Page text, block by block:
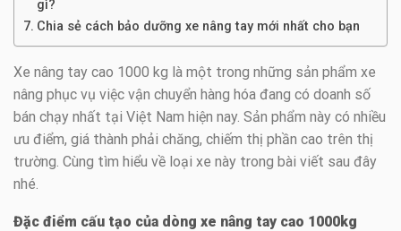
gì?
Chia sẻ cách bảo dưỡng xe nâng tay mới nhất cho bạn
Xe nâng tay cao 1000 kg là một trong những sản phẩm xe
nâng phục vụ việc vận chuyển hàng hóa đang có doanh số
bán chạy nhất tại Việt Nam hiện nay. Sản phẩm này có nhiều
ưu điểm, giá thành phải chăng, chiếm thị phần cao trên thị
trường. Cùng tìm hiểu về loại xe này trong bài viết sau đây
nhé.
Đặc điểm cấu tạo của dòng xe nâng tay cao 1000kg